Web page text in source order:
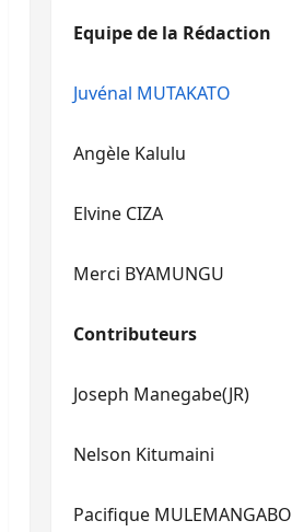
Equipe de la Rédaction
Juvénal MUTAKATO
Angèle Kalulu
Elvine CIZA
Merci BYAMUNGU
Contributeurs
Joseph Manegabe(JR)
Nelson Kitumaini
Pacifique MULEMANGABO